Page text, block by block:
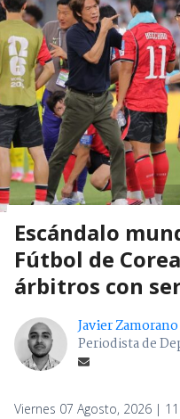
Escándalo
Fútbol de
árbitros con
Javier Zamorano
Periodista de
Viernes 07 Agosto, 2026 |